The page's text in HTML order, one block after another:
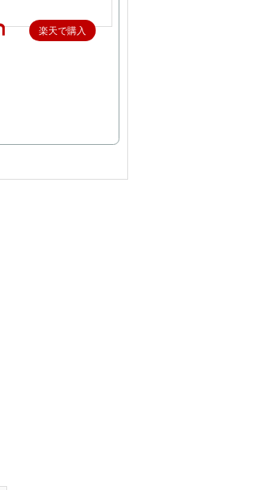
楽天で購入